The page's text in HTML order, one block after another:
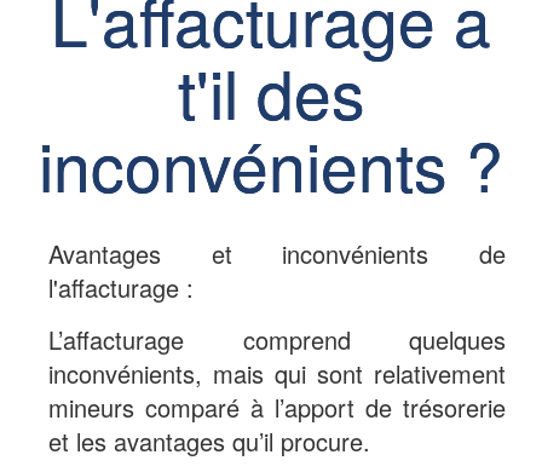
t'il des
inconvénients ?
Avantages et inconvénients de
l'affacturage :
L’affacturage comprend quelques
inconvénients, mais qui sont relativement
mineurs comparé à l’apport de trésorerie
et les avantages qu’il procure.